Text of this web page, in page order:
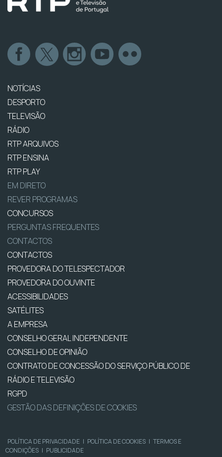
NOTÍCIAS
DESPORTO
TELEVISÃO
RÁDIO
RTP ARQUIVOS
RTP ENSINA
RTP PLAY
EM DIRETO
REVER PROGRAMAS
CONCURSOS
PERGUNTAS FREQUENTES
CONTACTOS
CONTACTOS
PROVEDORA DO TELESPECTADOR
PROVEDORA DO OUVINTE
ACESSIBILIDADES
SATÉLITES
A EMPRESA
CONSELHO GERAL INDEPENDENTE
CONSELHO DE OPINIÃO
CONTRATO DE CONCESSÃO DO SERVIÇO PÚBLICO DE
RÁDIO E TELEVISÃO
RGPD
GESTÃO DAS DEFINIÇÕES DE COOKIES
POLÍTICA DE PRIVACIDADE | POLÍTICA DE COOKIES | TERMOS E
CONDIÇÕES | PUBLICIDADE